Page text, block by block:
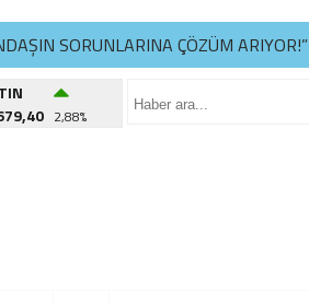
SORUNLARINA ÇÖZÜM ARIYOR!”
DEVAM EDİYOR
BAŞLADI
2,88%